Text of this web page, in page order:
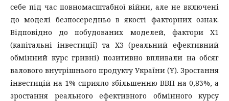
себе під час повномасштабної війни, але не включені
до моделі безпосередньо в якості факторних ознак.
Відповідно до побудованих моделей, фактори X1
(капітальні інвестиції) та X3 (реальний ефективний
обмінний курс гривні) позитивно впливали на обсяг
валового внутрішнього продукту України (Y). Зростання
інвестицій на 1% сприяло збільшенню ВВП на 0,83%, а
зростання реального ефективного обмінного курсу